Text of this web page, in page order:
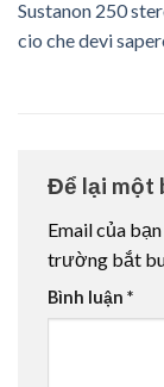
Sustanon 250
cio che devi
Để lại một
Email của
trường bắt
Bình luận *